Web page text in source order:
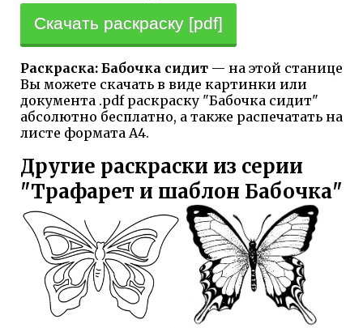
Скачать раскраску [pdf]
Раскраска: Бабочка сидит — на этой станице
Вы можете скачать в виде картинки или
документа .pdf раскраску "Бабочка сидит"
абсолютно бесплатно, а также распечатать на
листе формата А4.
Другие раскраски из серии
"Трафарет и шаблон Бабочка"